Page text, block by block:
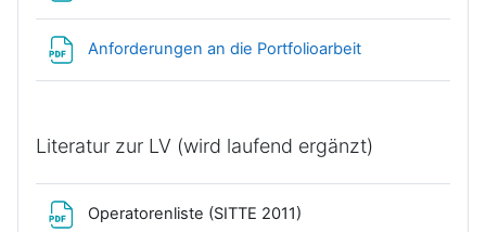
Anforderungen an die Portfolioarbeit
Literatur zur LV (wird laufend ergänzt)
Operatorenliste (SITTE 2011)